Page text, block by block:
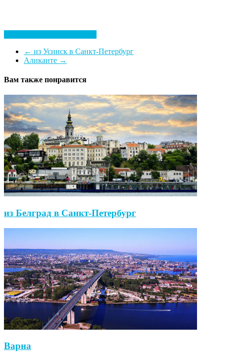
← из Усинск в Санкт-Петербург
Аликанте →
Вам также понравится
из Белград в Санкт-Петербург
Варна